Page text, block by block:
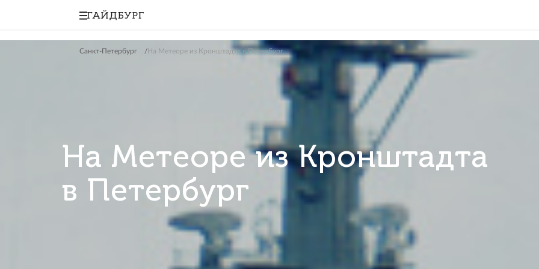
На Метеоре из Кронштадта в Петербург
На Метеоре из
в Петербург